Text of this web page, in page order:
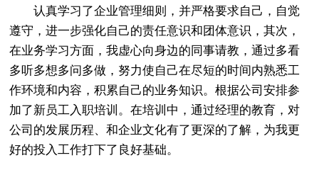
认真学习了企业管理细则，并严格要求自己，自觉
遵守，进一步强化自己的责任意识和团体意识，其次，
在业务学习方面，我虚心向身边的同事请教，通过多看
多听多想多问多做，努力使自己在尽短的时间内熟悉工
作环境和内容，积累自己的业务知识。根据公司安排参
加了新员工入职培训。在培训中，通过经理的教育，对
公司的发展历程、和企业文化有了更深的了解，为我更
好的投入工作打下了良好基础。